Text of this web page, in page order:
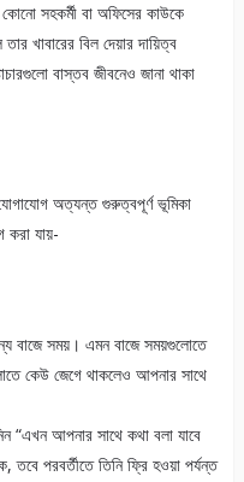
সহকর্মী বা অফিসের কাউকে
খাবারের বিল দেয়ার দায়িত্ব
বাস্তব জীবনেও জানা থাকা
অত্যন্ত গুরুত্বপূর্ণ ভূমিকা
করা যায়-
বাজে সময়। এমন বাজে সময়গুলোতে
কেউ জেগে থাকলেও আপনার সাথে
“এখন আপনার সাথে কথা বলা যাবে
তবে পরবর্তীতে তিনি ফ্রি হওয়া পর্যন্ত